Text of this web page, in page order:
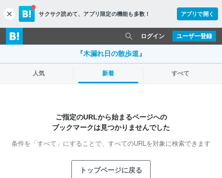
c
l
o
s
サクサク読めて、 アプリ限定の機能も多数！ アプリで開く
ユーザー登録
ログイン
『木漏れ日の散歩道』
人気 新着 すべて
ご指定のURLから始まるページへの
ブックマークは見つかりませんでした
条件を「すべて」にすることで、 すべてのURLを対象に検索できます
トップページに戻る